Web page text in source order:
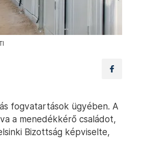
fogvatartások ügyében. A
a menedékkérő családot,
Bizottság képviselte,